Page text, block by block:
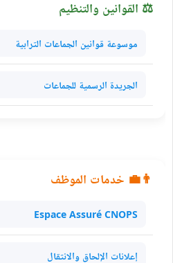
⚖️ القوانين والتنظيم
موسوعة قوانين الجماعات الترابية
الجريدة الرسمية للجماعات
👨‍💼 خدمات الموظف
Espace Assuré CNOPS
إعلانات الإلحاق والانتقال